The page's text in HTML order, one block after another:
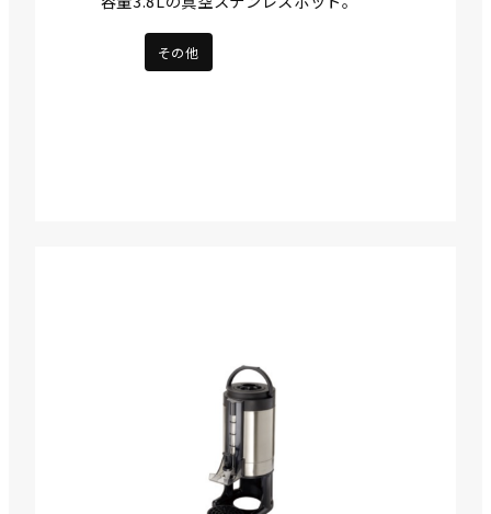
その他